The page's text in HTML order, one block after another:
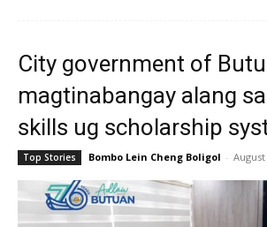
City government of
magtinabangay alang
skills ug scholarship
Top Stories Bombo Lein Cheng Boligol -